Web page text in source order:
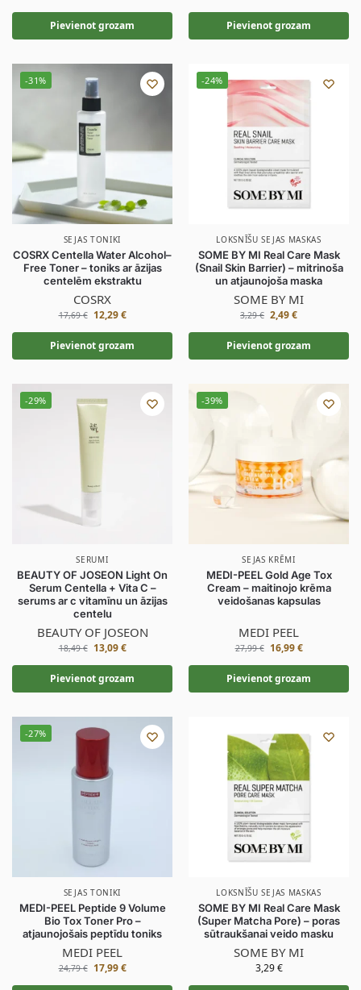
Pievienot grozam Pievienot grozam
-31%
SEJAS TONIKI
COSRX Centella Water Alcohol–
Free Toner – toniks ar āzijas
centelēm ekstraktu
COSRX
17,69€ 12,29€
Pievienot grozam
-24%
LOKSNĪŠU SEJAS MASKAS
SOME BY MI Real Care Mask
(Snail Skin Barrier) – mitrinoša
un atjaunojoša maska
SOME BY MI
3,29€ 2,49€
Pievienot grozam
-29%
SERUMI
BEAUTY OF JOSEON Light On
Serum Centella + Vita C –
serums ar c vitamīnu un āzijas
centelu
BEAUTY OF JOSEON
18,49€ 13,09€
Pievienot grozam
-39%
SEJAS KRĒMI
MEDI-PEEL Gold Age Tox
Cream – maitinojo krēma
veidošanas kapsulas
MEDI PEEL
27,99€ 16,99€
Pievienot grozam
-27%
SEJAS TONIKI
MEDI-PEEL Peptide 9 Volume
Bio Tox Toner Pro –
atjaunojošais peptīdu toniks
MEDI PEEL
24,79€ 17,99€
LOKSNĪŠU SEJAS MASKAS
SOME BY MI Real Care Mask
(Super Matcha Pore) – poras
sūtraukšanai veido masku
SOME BY MI
3,29€